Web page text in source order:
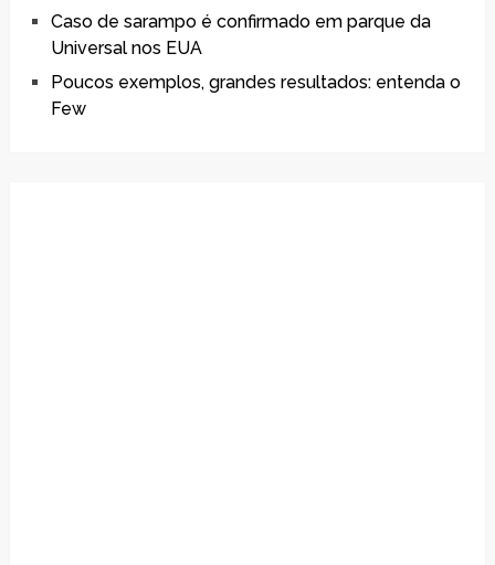
Caso de sarampo é confirmado em parque da
Universal nos EUA
Poucos exemplos, grandes resultados: entenda o
Few